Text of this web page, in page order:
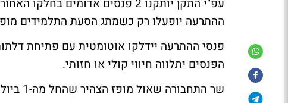
ההתרעה יופעלו רק כשמתג הסעת התלמידים
פנסי ההתרעה יידלקו אוטומטית עם פתיחת
הפנסים יתלווה חיווי קולי או חזותי.
שר התחבורה שאול מופז הצהיר שהחל מה-1 ביולי 2007 יחייב כל רכב נוסעים לעמוד בדרישות התקן.